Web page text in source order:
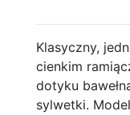
Klasyczny,
cienkim
dotyku
sylwetki.